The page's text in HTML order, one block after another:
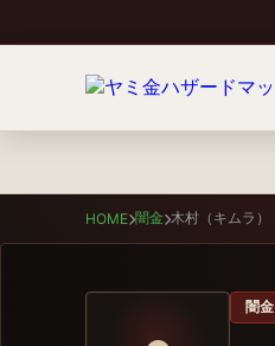
HOME 闇金 木村（キムラ）
闇金